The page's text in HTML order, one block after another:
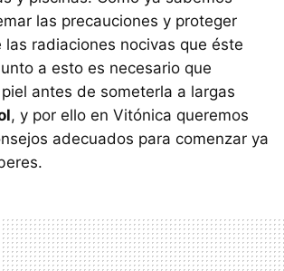
las precauciones y proteger
las radiaciones nocivas que éste
a esto es necesario que
antes de someterla a largas
, y por ello en Vitónica queremos
adecuados para comenzar ya